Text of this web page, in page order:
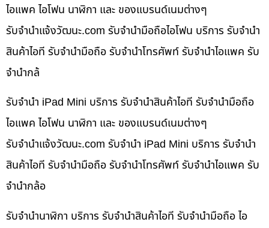
ไอแพค ไอโฟน นาฬิกา และ ของแบรนด์เนมต่างๆ
รับจํานําแจ้งวัฒนะ.com รับจำนำมือถือไอโฟน บริการ รับจำนำ
สินค้าไอที รับจำนำมือถือ รับจำนำโทรศัพท์ รับจำนำไอแพค รับ
จำนำกล้
รับจำนำ iPad Mini บริการ รับจำนำสินค้าไอที รับจำนำมือถือ
ไอแพค ไอโฟน นาฬิกา และ ของแบรนด์เนมต่างๆ
รับจํานําแจ้งวัฒนะ.com รับจำนำ iPad Mini บริการ รับจำนำ
สินค้าไอที รับจำนำมือถือ รับจำนำโทรศัพท์ รับจำนำไอแพค รับ
จำนำกล้อ
รับจำนำนาฬิกา บริการ รับจำนำสินค้าไอที รับจำนำมือถือ ไอ